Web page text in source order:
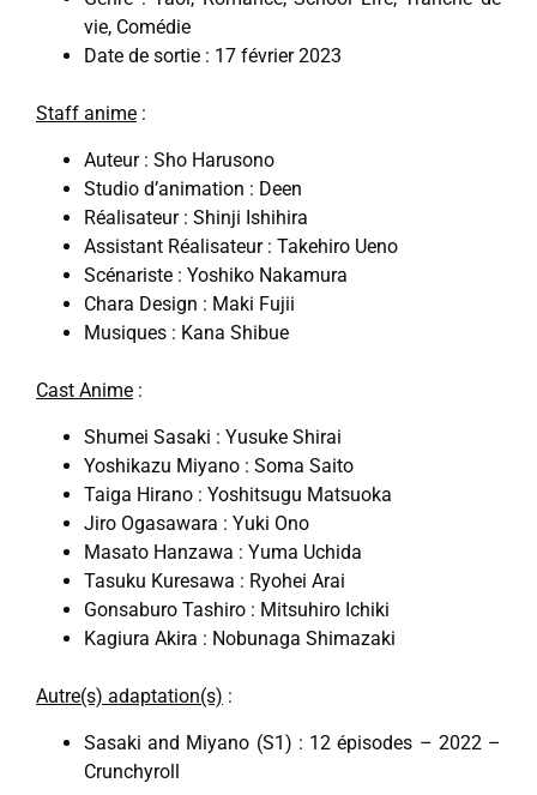
vie, Comédie
Date de sortie : 17 février 2023
Staff anime :
Auteur : Sho Harusono
Studio d’animation : Deen
Réalisateur : Shinji Ishihira
Assistant Réalisateur : Takehiro Ueno
Scénariste : Yoshiko Nakamura
Chara Design : Maki Fujii
Musiques : Kana Shibue
Cast Anime :
Shumei Sasaki : Yusuke Shirai
Yoshikazu Miyano : Soma Saito
Taiga Hirano : Yoshitsugu Matsuoka
Jiro Ogasawara : Yuki Ono
Masato Hanzawa : Yuma Uchida
Tasuku Kuresawa : Ryohei Arai
Gonsaburo Tashiro : Mitsuhiro Ichiki
Kagiura Akira : Nobunaga Shimazaki
Autre(s) adaptation(s) :
Sasaki and Miyano (S1) : 12 épisodes – 2022 –
Crunchyroll